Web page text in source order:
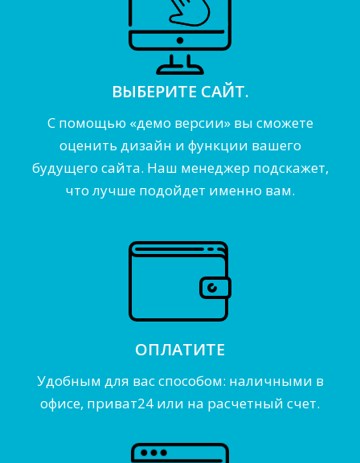
ВЫБЕРИТЕ САЙТ.
С помощью «демо версии» вы сможете
оценить дизайн и функции вашего
будущего сайта. Наш менеджер подскажет,
что лучше подойдет именно вам.
ОПЛАТИТЕ
Удобным для вас способом: наличными в
офисе, приват24 или на расчетный счет.